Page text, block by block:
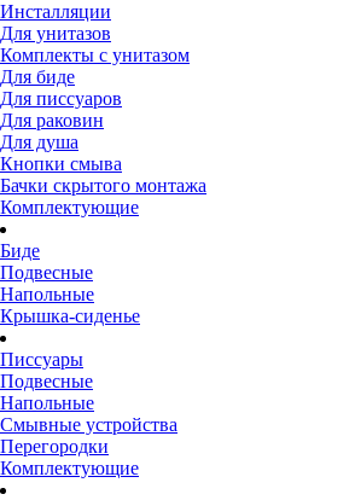
Инсталляции
Для унитазов
Комплекты с унитазом
Для биде
Для писсуаров
Для раковин
Для душа
Кнопки смыва
Бачки скрытого монтажа
Комплектующие
Биде
Подвесные
Напольные
Крышка-сиденье
Писсуары
Подвесные
Напольные
Смывные устройства
Перегородки
Комплектующие